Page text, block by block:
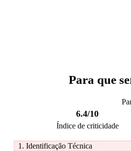
Para que
6.4/10
Índice de criticidade
1. Identificação Técnica